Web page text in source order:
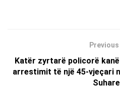
Katër zyrtarë policorë
arrestimit të një 45-vjeçari